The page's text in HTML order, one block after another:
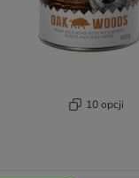
10 opcji